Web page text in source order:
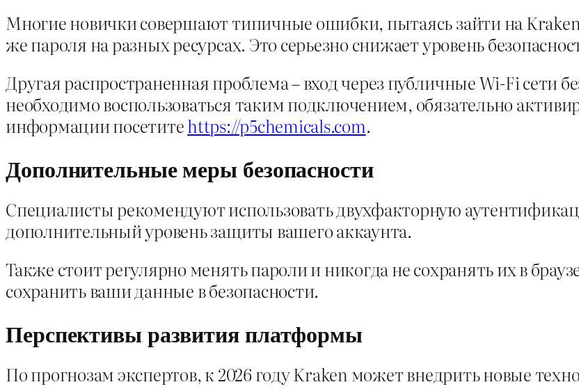
Многие новички совершают типичные ошибки, пытаясь зайти на
же пароля на разных ресурсах. Это серьезно снижает уровень
Другая распространенная проблема – вход через публичные Wi-Fi сети
необходимо воспользоваться таким подключением, обязательно
информации посетитеhttps://p5chemicals.com.
Дополнительные меры безопасности
Специалисты рекомендуют использовать двухфакторную
дополнительный уровень защиты вашего аккаунта.
Также стоит регулярно менять пароли и никогда не сохранять их в
сохранить ваши данные в безопасности.
Перспективы развития платформы
По прогнозам экспертов, к 2026 году Kraken может внедрить новые